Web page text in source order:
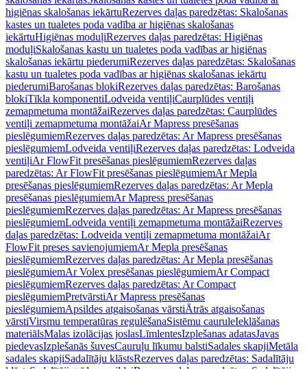
higiēnas skalošanas iekārtuRezerves daļas paredzētas: Skalošanas
kastes un tualetes poda vadība ar higiēnas skalošanas
iekārtuHigiēnas moduļiRezerves daļas paredzētas: Higiēnas
moduļiSkalošanas kastu un tualetes poda vadības ar higiēnas
skalošanas iekārtu piederumiRezerves daļas paredzētas: Skalošanas
kastu un tualetes poda vadības ar higiēnas skalošanas iekārtu
piederumiBarošanas blokiRezerves daļas paredzētas: Barošanas
blokiTīkla komponentiLodveida ventiļiCaurplūdes ventiļi
zemapmetuma montāžaiRezerves daļas paredzētas: Caurplūdes
ventiļi zemapmetuma montāžaiAr Mapress presēšanas
pieslēgumiemRezerves daļas paredzētas: Ar Mapress presēšanas
pieslēgumiemLodveida ventiļiRezerves daļas paredzētas: Lodveida
ventiļiAr FlowFit presēšanas pieslēgumiemRezerves daļas
paredzētas: Ar FlowFit presēšanas pieslēgumiemAr Mepla
presēšanas pieslēgumiemRezerves daļas paredzētas: Ar Mepla
presēšanas pieslēgumiemAr Mapress presēšanas
pieslēgumiemRezerves daļas paredzētas: Ar Mapress presēšanas
pieslēgumiemLodveida ventiļi zemapmetuma montāžaiRezerves
daļas paredzētas: Lodveida ventiļi zemapmetuma montāžaiAr
FlowFit preses savienojumiemAr Mepla presēšanas
pieslēgumiemRezerves daļas paredzētas: Ar Mepla presēšanas
pieslēgumiemAr Volex presēšanas pieslēgumiemAr Compact
pieslēgumiemRezerves daļas paredzētas: Ar Compact
pieslēgumiemPretvārstiAr Mapress presēšanas
pieslēgumiemApsildes atgaisošanas vārstiĀtrās atgaisošanas
vārstiVirsmu temperatūras regulēšanaSistēmu cauruleIeklāšanas
materiālsMalas izolācijas joslasLīmlentesIzplešanas adatasJavas
piedevasIzplešanās šuvesCauruļu līkumu balstiSadales skapjiMetāla
sadales skapjiSadalītāju klāstsRezerves daļas paredzētas: Sadalītāju